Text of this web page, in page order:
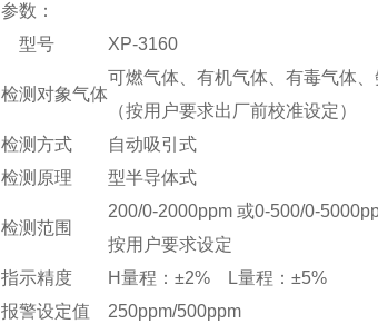
参数：
型号
XP-3160
检测对象气体
可燃气体、有机气体、有毒气体
（按用户要求出厂前校准设定）
检测方式
自动吸引式
检测原理
型半导体式
检测范围
200/0-2000ppm 或0-500/0-
按用户要求设定
指示精度
H量程：±2% L量程：±5%
报警设定值
250ppm/500ppm